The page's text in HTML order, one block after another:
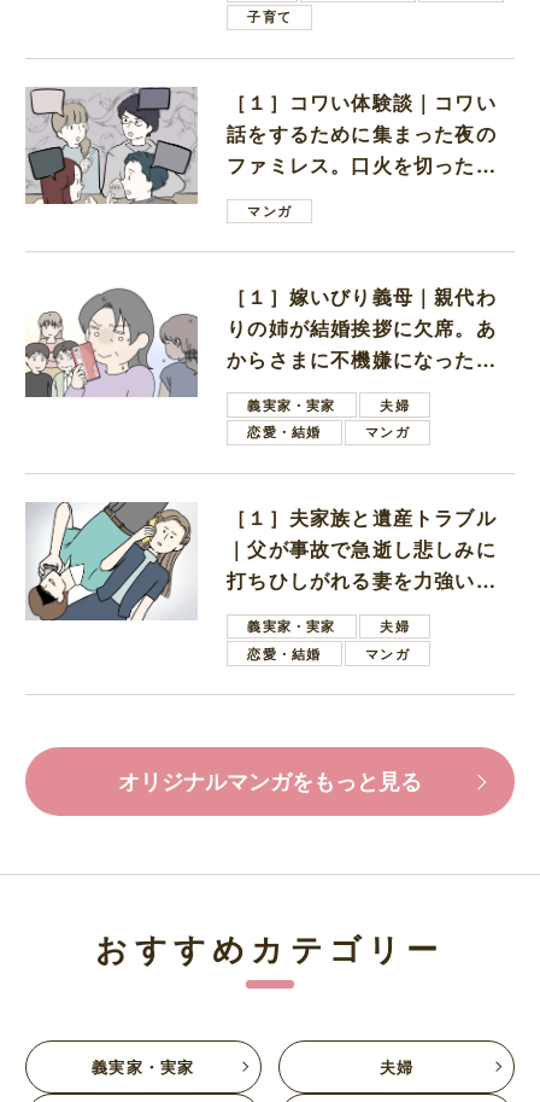
子育て
［１］コワい体験談｜コワい
話をするために集まった夜の
ファミレス。口火を切ったの
は電車好きの男の子ママ
マンガ
［１］嫁いびり義母｜親代わ
りの姉が結婚挨拶に欠席。あ
からさまに不機嫌になった義
母義実家・実家
夫婦
恋愛・結婚
マンガ
［１］夫家族と遺産トラブル
｜父が事故で急逝し悲しみに
打ちひしがれる妻を力強い言
葉で励ます夫
義実家・実家
夫婦
恋愛・結婚
マンガ
オリジナルマンガをもっと見る
おすすめカテゴリー
義実家・実家 夫婦